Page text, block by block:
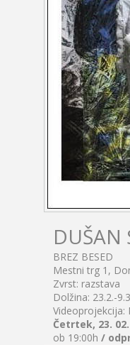
DUŠAN
BREZ BESED
Mestni trg 1,
Zvrst: razstava
Dolžina: 23.2.-
Videoprojekcija:
Četrtek, 23.
ob 19:00h /